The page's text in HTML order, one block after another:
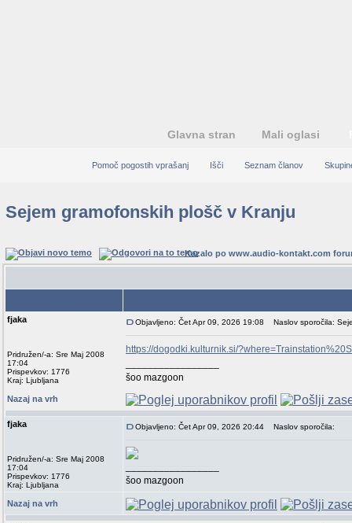
Glavna stran Mali oglasi
Pomoč pogostih vprašanj Išči Seznam članov
Sejem gramofonskih plošč v Kranju
Kazalo po www.audio-kontakt.com
fjaka
Pridružen/-a: Sre Maj 2008
17:04
Prispevkov: 1776
Kraj: Ljubljana
Objavljeno: Čet Apr 09, 2026 19:08 Naslov sporočila:
https://dogodki.kulturnik.si/
šoo mazgoon
Nazaj na vrh
fjaka
Pridružen/-a: Sre Maj 2008
17:04
Prispevkov: 1776
Kraj: Ljubljana
Objavljeno: Čet Apr 09, 2026 20:44 Naslov sporočila:
šoo mazgoon
Nazaj na vrh